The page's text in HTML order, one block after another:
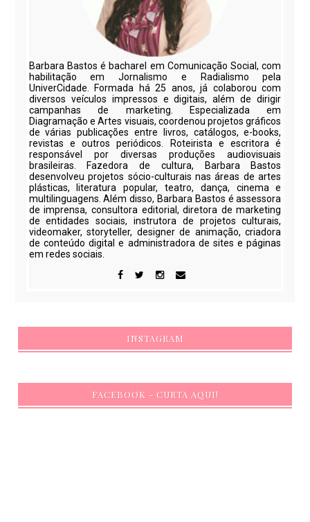
Barbara Bastos é bacharel em Comunicação Social, com
habilitação em Jornalismo e Radialismo pela
UniverCidade. Formada há 25 anos, já colaborou com
diversos veículos impressos e digitais, além de dirigir
campanhas de marketing. Especializada em
Diagramação e Artes visuais, coordenou projetos gráficos
de várias publicações entre livros, catálogos, e-books,
revistas e outros periódicos. Roteirista e escritora é
responsável por diversas produções audiovisuais
brasileiras. Fazedora de cultura, Barbara Bastos
desenvolveu projetos sócio-culturais nas áreas de artes
plásticas, literatura popular, teatro, dança, cinema e
multilinguagens. Além disso, Barbara Bastos é assessora
de imprensa, consultora editorial, diretora de marketing
de entidades sociais, instrutora de projetos culturais,
videomaker, storyteller, designer de animação, criadora
de conteúdo digital e administradora de sites e páginas
em redes sociais.
INSTAGRAM
FACEBOOK - CURTA AQUI!